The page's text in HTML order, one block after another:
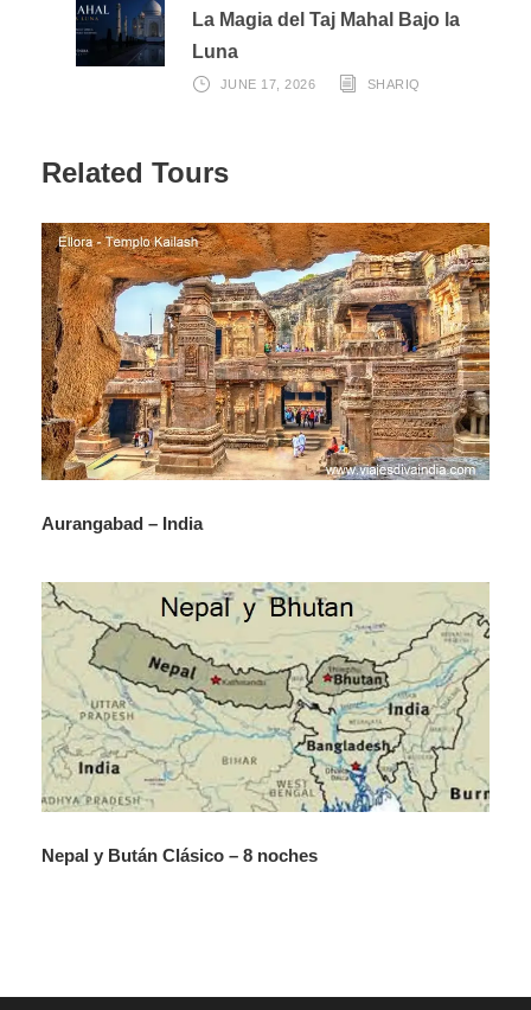
La Magia del Taj Mahal Bajo la
Luna
JUNE 17, 2026 SHARIQ
DÍA 07: KAZIRANGA – GUWAHATI (250 KMS / 4 ½
del hotel y nos dirigiremos por carretera hacia Guwahati.
hotel. Por la tarde, les llevaremos a disfrutar de un
crucero fluvial por el imponente río Brahmaputra.
Alojamiento en Guwahati.
Nota: El crucero fluvial está sujeto a las condiciones del
río y a la disponibilidad.
DÍA 08: GUWAHATI – DELHI (VUELO) – SALIDA
un templo hindú dedicado a la diosa madre Kamakhya.
tiempo lo permite).
Traslado al aeropuerto de Guwahati para tomar su vuelo
hacia Delhi y conectar allí con su vuelo internacional.
¡Fin de nuestros servicios!
salidas especiales durante el Festival Hornbill y
Related Tours
Aurangabad – India
Nepal y Bután Clásico – 8 noches